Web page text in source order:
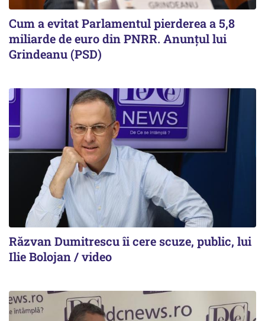
Cum a evitat Parlamentul pierderea a 5,8
miliarde de euro din PNRR. Anunțul lui
Grindeanu (PSD)
Răzvan Dumitrescu îi cere scuze, public, lui
Ilie Bolojan / video